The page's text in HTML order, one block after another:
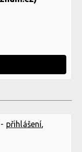
přihlášení,